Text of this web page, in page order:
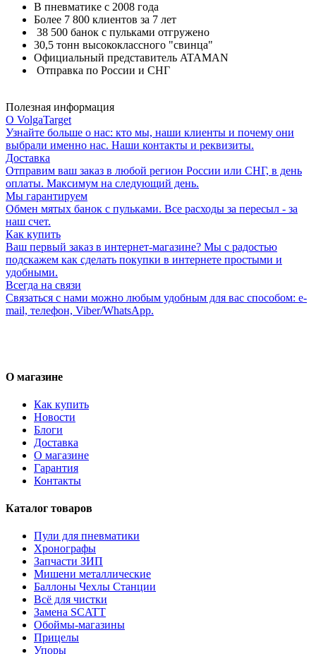
В пневматике с 2008 года
Более 7 800 клиентов за 7 лет
38 500 банок с пульками отгружено
30,5 тонн высококлассного "свинца"
Официальный представитель ATAMAN
Отправка по России и СНГ
Полезная информация
О VolgaTarget
Узнайте больше о нас: кто мы, наши клиенты и почему они
выбрали именно нас. Наши контакты и реквизиты.
Доставка
Отправим ваш заказ в любой регион России или СНГ, в день
оплаты. Максимум на следующий день.
Мы гарантируем
Обмен мятых банок с пульками. Все расходы за пересыл - за
наш счет.
Как купить
Ваш первый заказ в интернет-магазине? Мы с радостью
подскажем как сделать покупки в интернете простыми и
удобными.
Всегда на связи
Связаться с нами можно любым удобным для вас способом: e-
mail, телефон, Viber/WhatsApp.
О магазине
Как купить
Новости
Блоги
Доставка
О магазине
Гарантия
Контакты
Каталог товаров
Пули для пневматики
Хронографы
Запчасти ЗИП
Мишени металлические
Баллоны Чехлы Станции
Всё для чистки
Замена SCATT
Обоймы-магазины
Прицелы
Упоры